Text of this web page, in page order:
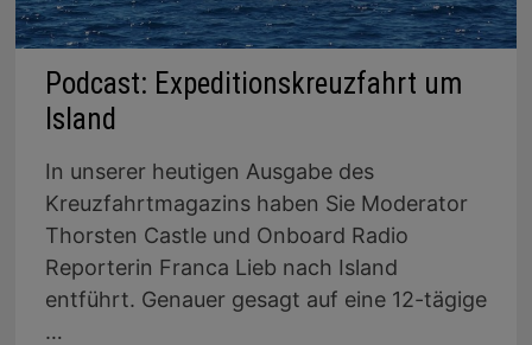
Podcast: Expeditionskreuzfahrt um
Island
In unserer heutigen Ausgabe des
Kreuzfahrtmagazins haben Sie Moderator
Thorsten Castle und Onboard Radio
Reporterin Franca Lieb nach Island
entführt. Genauer gesagt auf eine 12-tägige
…